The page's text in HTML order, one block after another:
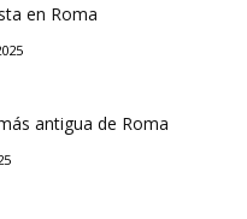
en Roma
antigua de Roma